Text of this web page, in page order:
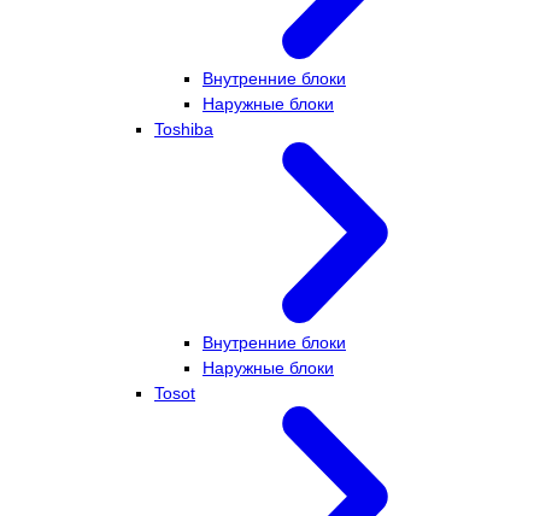
Внутренние блоки
Наружные блоки
Toshiba
Внутренние блоки
Наружные блоки
Tosot